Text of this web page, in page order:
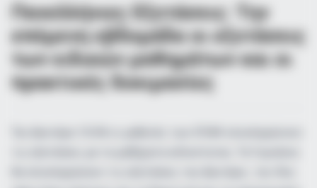
Πανελλήνιες Εξετάσεις: Την
επόμενη εβδομάδα οι εξετάσεις
των ειδικών μαθημάτων και οι
πρακτικές δοκιμασίες